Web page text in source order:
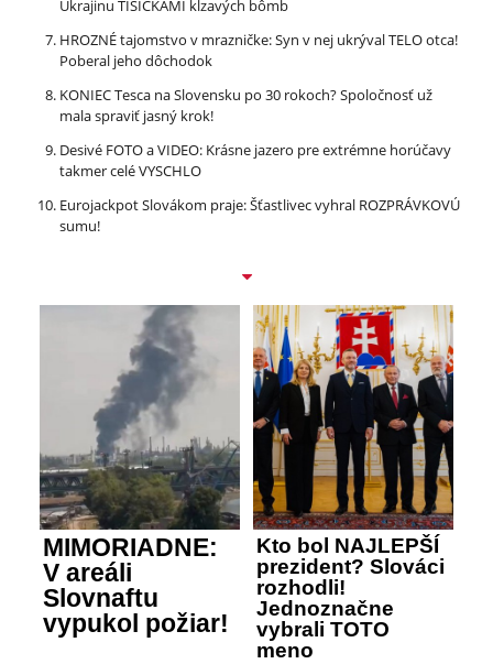
Ukrajinu TISÍCKAMI kĺzavých bômb
HROZNÉ tajomstvo v mrazničke: Syn v nej ukrýval TELO otca!
Poberal jeho dôchodok
KONIEC Tesca na Slovensku po 30 rokoch? Spoločnosť už
mala spraviť jasný krok!
Desivé FOTO a VIDEO: Krásne jazero pre extrémne horúčavy
takmer celé VYSCHLO
Eurojackpot Slovákom praje: Šťastlivec vyhral ROZPRÁVKOVÚ
sumu!
MIMORIADNE:
V areáli
Slovnaftu
vypukol požiar!
Kto bol NAJLEPŠÍ
prezident? Slováci
rozhodli!
Jednoznačne
vybrali TOTO
meno